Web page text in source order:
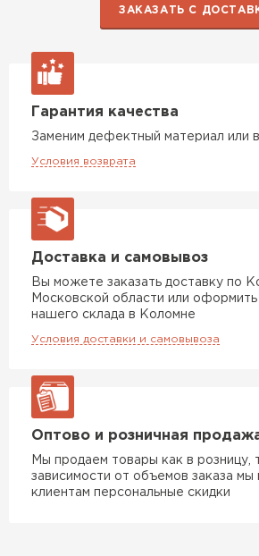
ЗАКАЗАТЬ С
Гарантия качества
Заменим дефектный материал или
Условия возврата
Доставка и самовывоз
Вы можете заказать доставку по
Московской области или
нашего склада в Коломне
Условия доставки и самовывоза
Оптово и розничная
Мы продаем товары как в розницу,
зависимости от объемов заказа мы
клиентам персональные скидки